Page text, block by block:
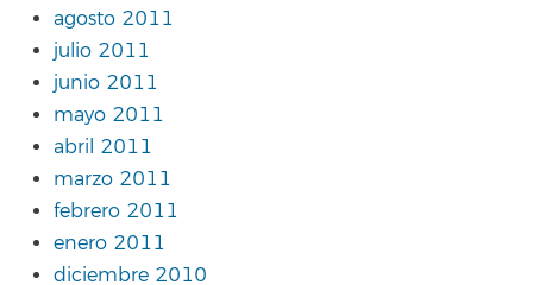
agosto 2011
julio 2011
junio 2011
mayo 2011
abril 2011
marzo 2011
febrero 2011
enero 2011
diciembre 2010